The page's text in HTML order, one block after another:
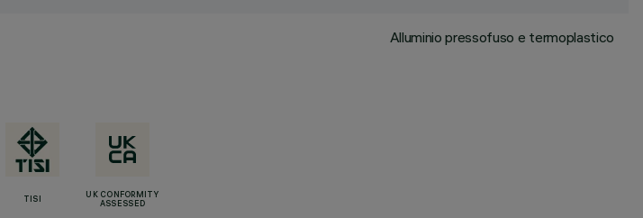
Alluminio pressofuso e termoplastico
TISI
UK CONFORMITY
ASSESSED